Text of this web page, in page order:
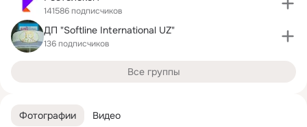
Фотографии Видео
141586 подписчиков
ДП "Softline International UZ"
136 подписчиков
Все группы